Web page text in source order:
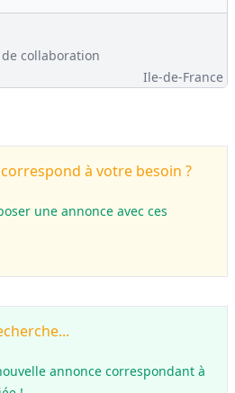
collaboration
Ile-de-France
à votre besoin ?
une annonce avec ces
annonce correspondant à